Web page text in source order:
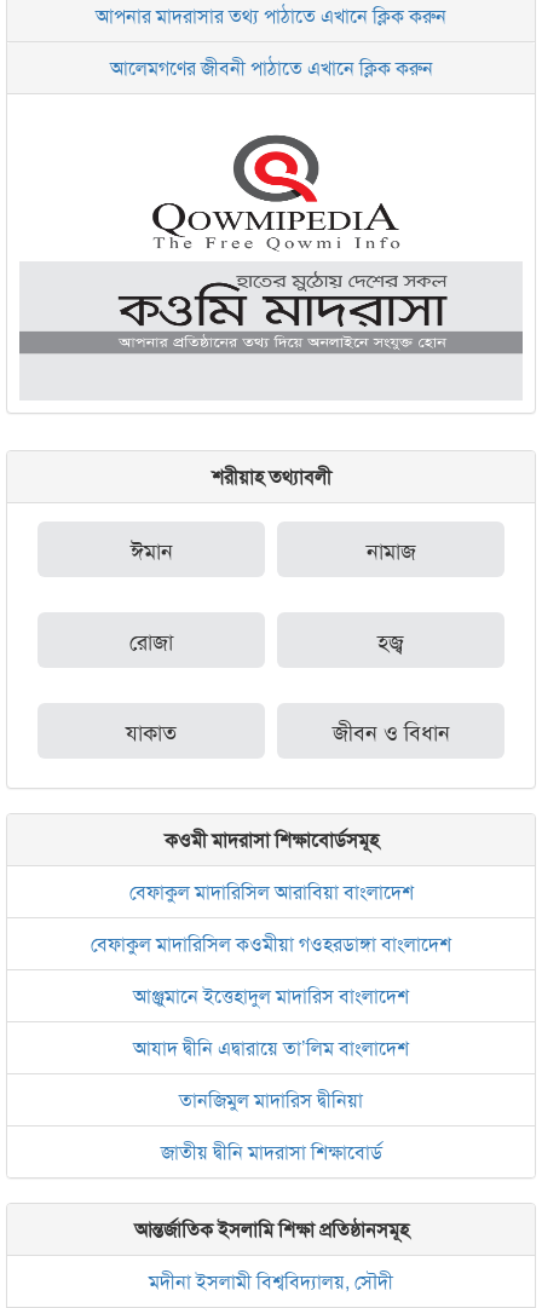
ইসলামিক রিসার্চ সেন্টার বাংলাদেশ বসুন্ধরা
জামেয়া আরাবিয়া রহমানিয়া, ঢাকা
জামেয়া কুরআনিয়া লালবাগ ঢাকা
আপনার মাদরাসার তথ্য পাঠাতে এখানে ক্লিক করুন
আলেমগণের জীবনী পাঠাতে এখানে ক্লিক করুন
শরীয়াহ তথ্যাবলী
ঈমান নামাজ
রোজা হজ্ব
যাকাত জীবন ও বিধান
কওমী মাদরাসা শিক্ষাবোর্ডসমূহ
বেফাকুল মাদারিসিল আরাবিয়া বাংলাদেশ
বেফাকুল মাদারিসিল কওমীয়া গওহরডাঙ্গা বাংলাদেশ
আঞ্জুমানে ইত্তেহাদুল মাদারিস বাংলাদেশ
আযাদ দ্বীনি এদ্বারায়ে তা’লিম বাংলাদেশ
তানজিমুল মাদারিস দ্বীনিয়া
জাতীয় দ্বীনি মাদরাসা শিক্ষাবোর্ড
আন্তর্জাতিক ইসলামি শিক্ষা প্রতিষ্ঠানসমূহ
মদীনা ইসলামী বিশ্ববিদ্যালয়, সৌদী